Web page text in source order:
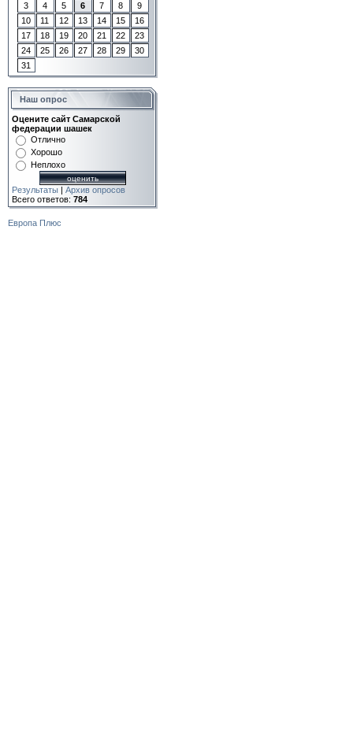
3
4 5 6 7 8
9
10
11 12 13 14 15
16
17
18 19 20 21 22
23
24
25 26 27 28 29
30
31
Наш опрос
Оцените сайт Самарской
федерации шашек
Отлично
Хорошо
Неплохо
Результаты | Архив опросов
Всего ответов: 784
Европа Плюс